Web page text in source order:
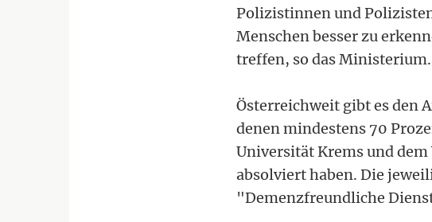
Polizistinnen und
Menschen besser zu
treffen, so das Ministerium.
Österreichweit gibt es den
denen mindestens 70
Universität Krems und dem
absolviert haben. Die
"Demenzfreundliche